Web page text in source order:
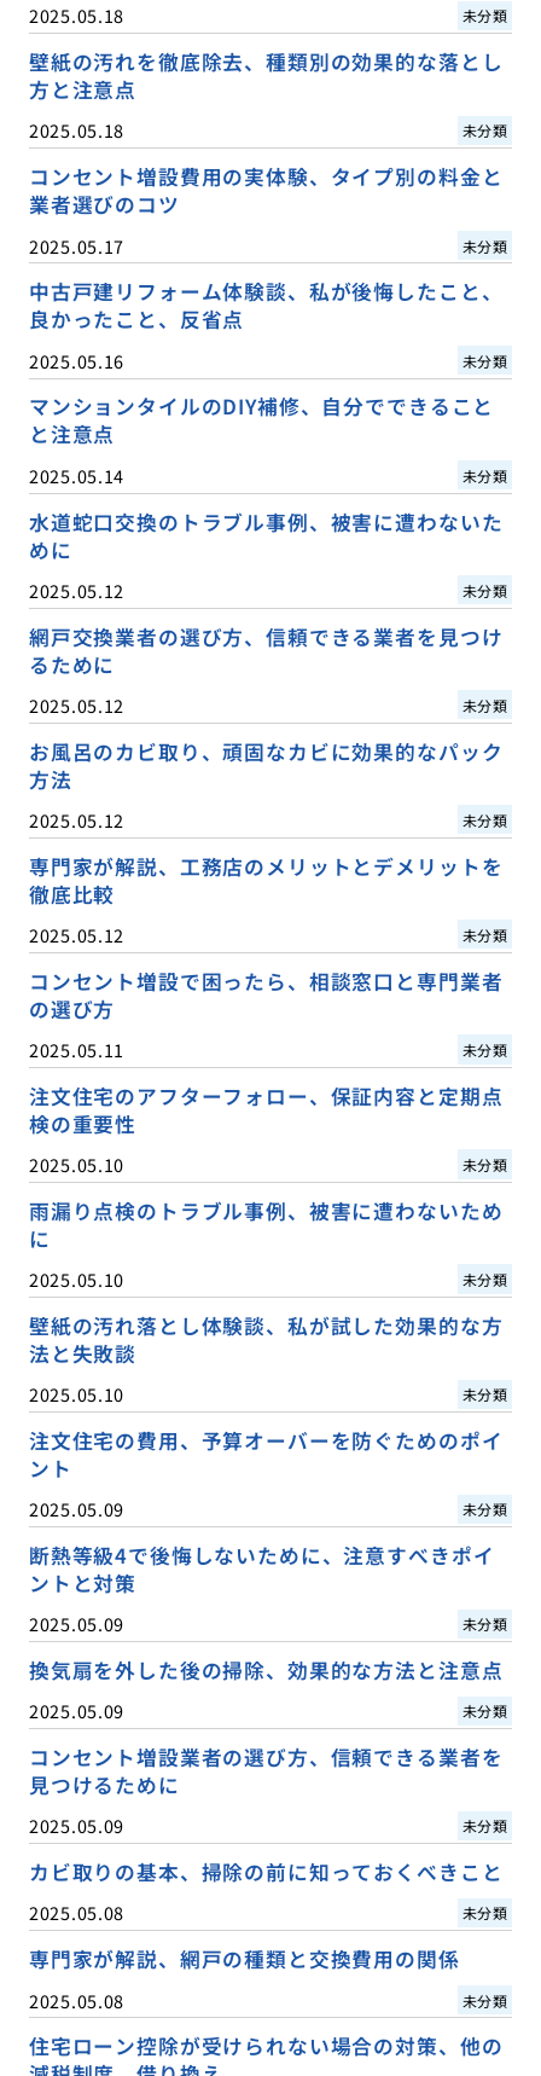
2025.05.18 未分類
壁紙の汚れを徹底除去、種類別の効果的な落とし
方と注意点
2025.05.18 未分類
コンセント増設費用の実体験、タイプ別の料金と
業者選びのコツ
2025.05.17 未分類
中古戸建リフォーム体験談、私が後悔したこと、
良かったこと、反省点
2025.05.16 未分類
マンションタイルのDIY補修、自分でできること
と注意点
2025.05.14 未分類
水道蛇口交換のトラブル事例、被害に遭わないた
めに
2025.05.12 未分類
網戸交換業者の選び方、信頼できる業者を見つけ
るために
2025.05.12 未分類
お風呂のカビ取り、頑固なカビに効果的なパック
方法
2025.05.12 未分類
専門家が解説、工務店のメリットとデメリットを
徹底比較
2025.05.12 未分類
コンセント増設で困ったら、相談窓口と専門業者
の選び方
2025.05.11 未分類
注文住宅のアフターフォロー、保証内容と定期点
検の重要性
2025.05.10 未分類
雨漏り点検のトラブル事例、被害に遭わないため
に
2025.05.10 未分類
壁紙の汚れ落とし体験談、私が試した効果的な方
法と失敗談
2025.05.10 未分類
注文住宅の費用、予算オーバーを防ぐためのポイ
ント
2025.05.09 未分類
断熱等級4で後悔しないために、注意すべきポイ
ントと対策
2025.05.09 未分類
換気扇を外した後の掃除、効果的な方法と注意点
2025.05.09 未分類
コンセント増設業者の選び方、信頼できる業者を
見つけるために
2025.05.09 未分類
カビ取りの基本、掃除の前に知っておくべきこと
2025.05.08 未分類
専門家が解説、網戸の種類と交換費用の関係
2025.05.08 未分類
住宅ローン控除が受けられない場合の対策、他の